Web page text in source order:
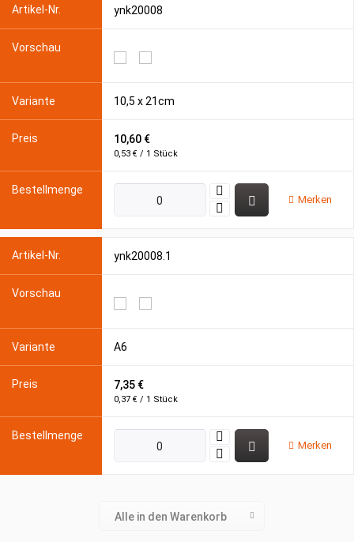
ynk20008
10,5 x 21cm
10,60 €
0,53 € / 1 Stück
Merken
ynk20008.1
A6
7,35 €
0,37 € / 1 Stück
Merken
Alle in den Warenkorb